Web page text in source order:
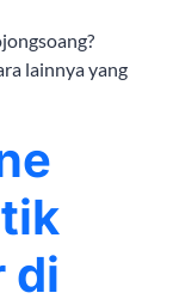
lainnya yang
di